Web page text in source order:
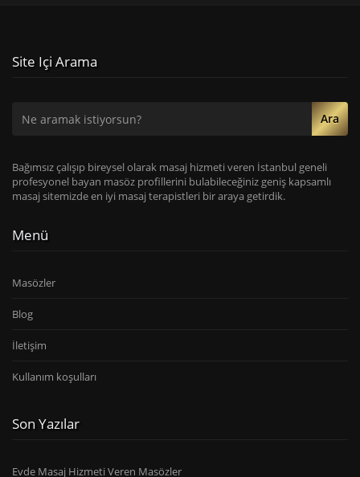
Site Içi Arama
Ara
Bağımsız çalışıp bireysel olarak masaj hizmeti veren İstanbul geneli
profesyonel bayan masöz profillerini bulabileceğiniz geniş kapsamlı
masaj sitemizde en iyi masaj terapistleri bir araya getirdik.
Menü
Masözler
Blog
İletişim
Kullanım koşulları
Son Yazılar
Evde Masaj Hizmeti Veren Masözler